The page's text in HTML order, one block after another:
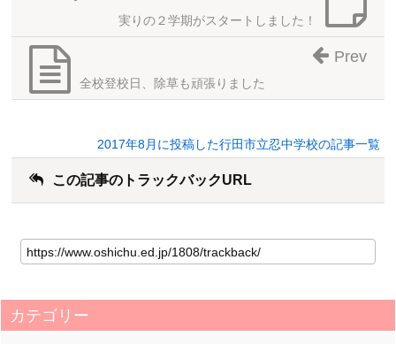
実りの２学期がスタートしました！
全校登校日、除草も頑張りました
Prev
2017年8月に投稿した行田市立忍中学校の記事一覧
この記事のトラックバックURL
カテゴリー